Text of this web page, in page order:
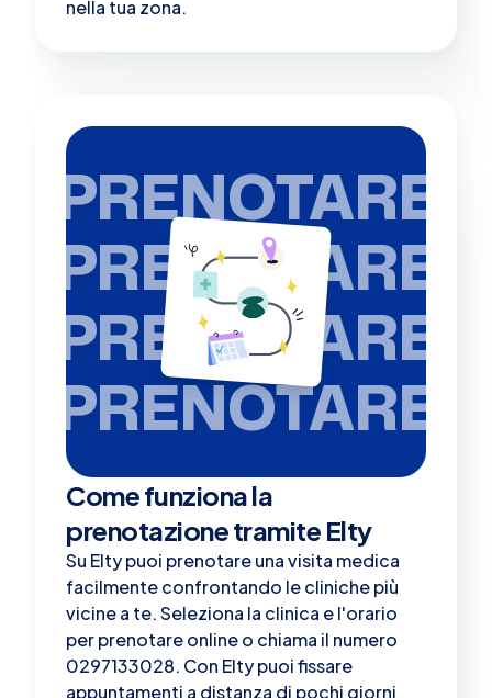
nella tua zona.
PRENOTARE
PRENOTARE
PRENOTARE
PRENOTARE
Come funziona la
prenotazione tramite Elty
Su Elty puoi prenotare una visita medica
facilmente confrontando le cliniche più
vicine a te. Seleziona la clinica e l'orario
per prenotare online o chiama il numero
0297133028. Con Elty puoi fissare
appuntamenti a distanza di pochi giorni